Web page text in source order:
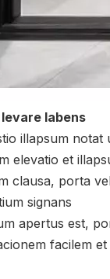
labens
illapsum notat
elevatio et
clausa, porta
signans
apertus est,
facilem